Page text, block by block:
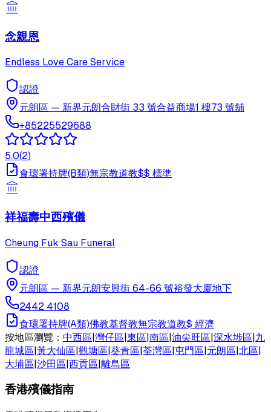
念親恩
Endless Love Care Service
認證
元朗區 — 新界元朗合財街 33 號合益商場1 樓73 號舖
+85225529688
5.0(2)
食環署持牌(B類)無宗教道教$$ 標準
祥福壽中西殯儀
Cheung Fuk Sau Funeral
認證
元朗區 — 新界元朗安興街 64-66 號裕發大廈地下
2442 4108
食環署持牌(A類)佛教基督教無宗教道教$ 經濟
按地區瀏覽： 中西區|灣仔區|東區|南區|油尖旺區|深水埗區|九
龍城區|黃大仙區|觀塘區|葵青區|荃灣區|屯門區|元朗區|北區|
大埔區|沙田區|西貢區|離島區
香港殯儀指南